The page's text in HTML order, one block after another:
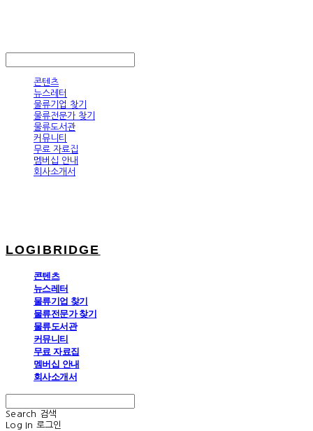
콘텐츠
뉴스레터
물류기업 찾기
물류전문가 찾기
물류도서관
커뮤니티
무료 자료집
멤버십 안내
회사소개서
LOGIBRIDGE
콘텐츠
뉴스레터
물류기업 찾기
물류전문가 찾기
물류도서관
커뮤니티
무료 자료집
멤버십 안내
회사소개서
Search
검색
Log In 로그인